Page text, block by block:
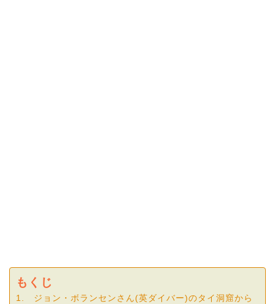
もくじ
1. ジョン・ボランセンさん(英ダイバー)のタイ洞窟から